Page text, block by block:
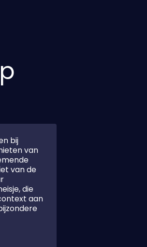
bij
van
van de
die
aan